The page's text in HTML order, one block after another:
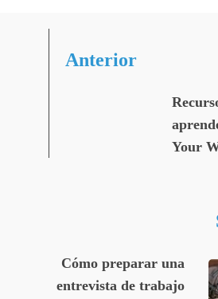
Anterior
Your
Cómo preparar una
entrevista de trabajo